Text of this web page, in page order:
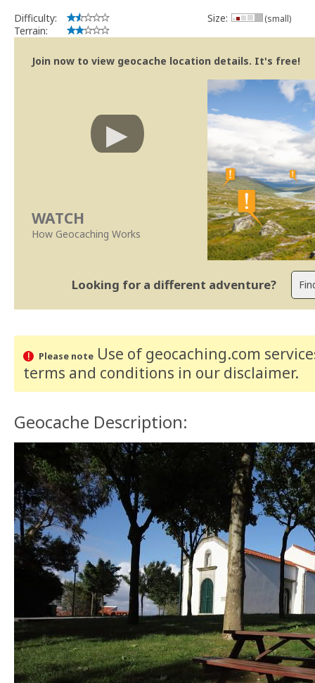
Se no local existe algum container, por favor recolha-o a fim
Obrigado
[b] btreviewer [/b]
Difficulty:
Terrain:
Size: (small)
Join now to view geocache location details. It's free!
WATCH
How Geocaching Works
Looking for a different adventure?
Please noteUse of geocaching.com
terms and conditions in our disclaimer.
Geocache Description: